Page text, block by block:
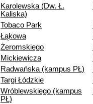
Karolewska (Dw. Ł.
Kaliska)
Tobaco Park
Łąkowa
Żeromskiego
Mickiewicza
Radwańska (kampus PŁ)
Targi Łódzkie
Wróblewskiego (kampus
PŁ)